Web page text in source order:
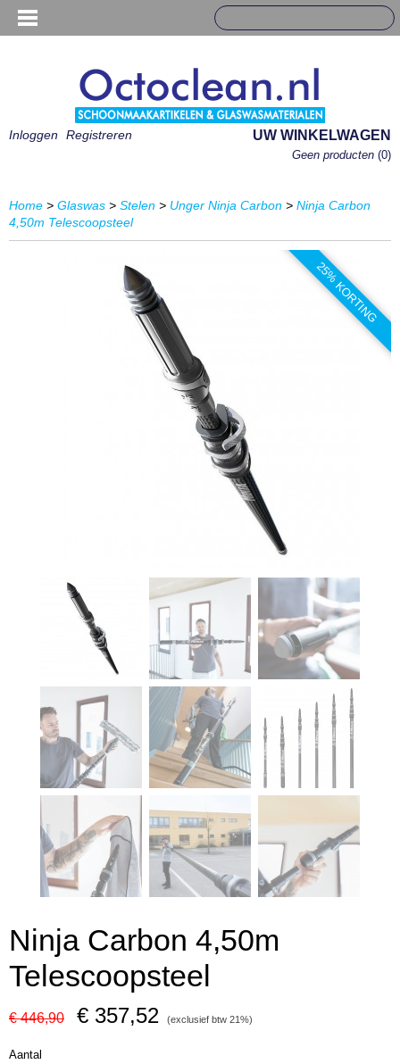
Inloggen Registreren UW WINKELWAGEN
Geen producten (0)
Home > Glaswas > Stelen > Unger Ninja Carbon > Ninja Carbon
4,50m Telescoopsteel
25% KORTING
Ninja Carbon 4,50m
Telescoopsteel
€ 446,90 € 357,52 (exclusief btw 21%)
Aantal